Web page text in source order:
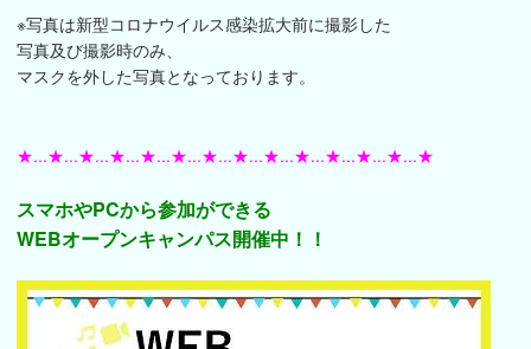
※写真は新型コロナウイルス感染拡大前に撮影した
写真及び撮影時のみ、
マスクを外した写真となっております。
★...★...★...★...★...★...★...★...★...★...★...★...★...★
スマホやPCから参加ができる
WEBオープンキャンパス開催中！！